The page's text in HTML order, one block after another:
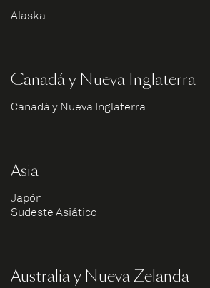
Alaska
Canadá y Nueva Inglaterra
Canadá y Nueva Inglaterra
Asia
Japón
Sudeste Asiático
Australia y Nueva Zelanda